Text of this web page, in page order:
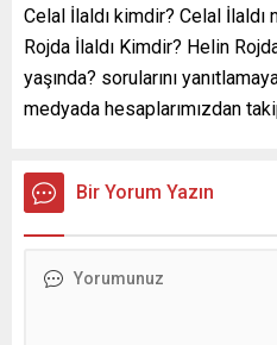
Celal İlaldı kimdir? Celal İlaldı
Rojda İlaldı Kimdir? Helin
yaşında? sorularını
medyada hesaplarımızdan
Bir Yorum Yazın